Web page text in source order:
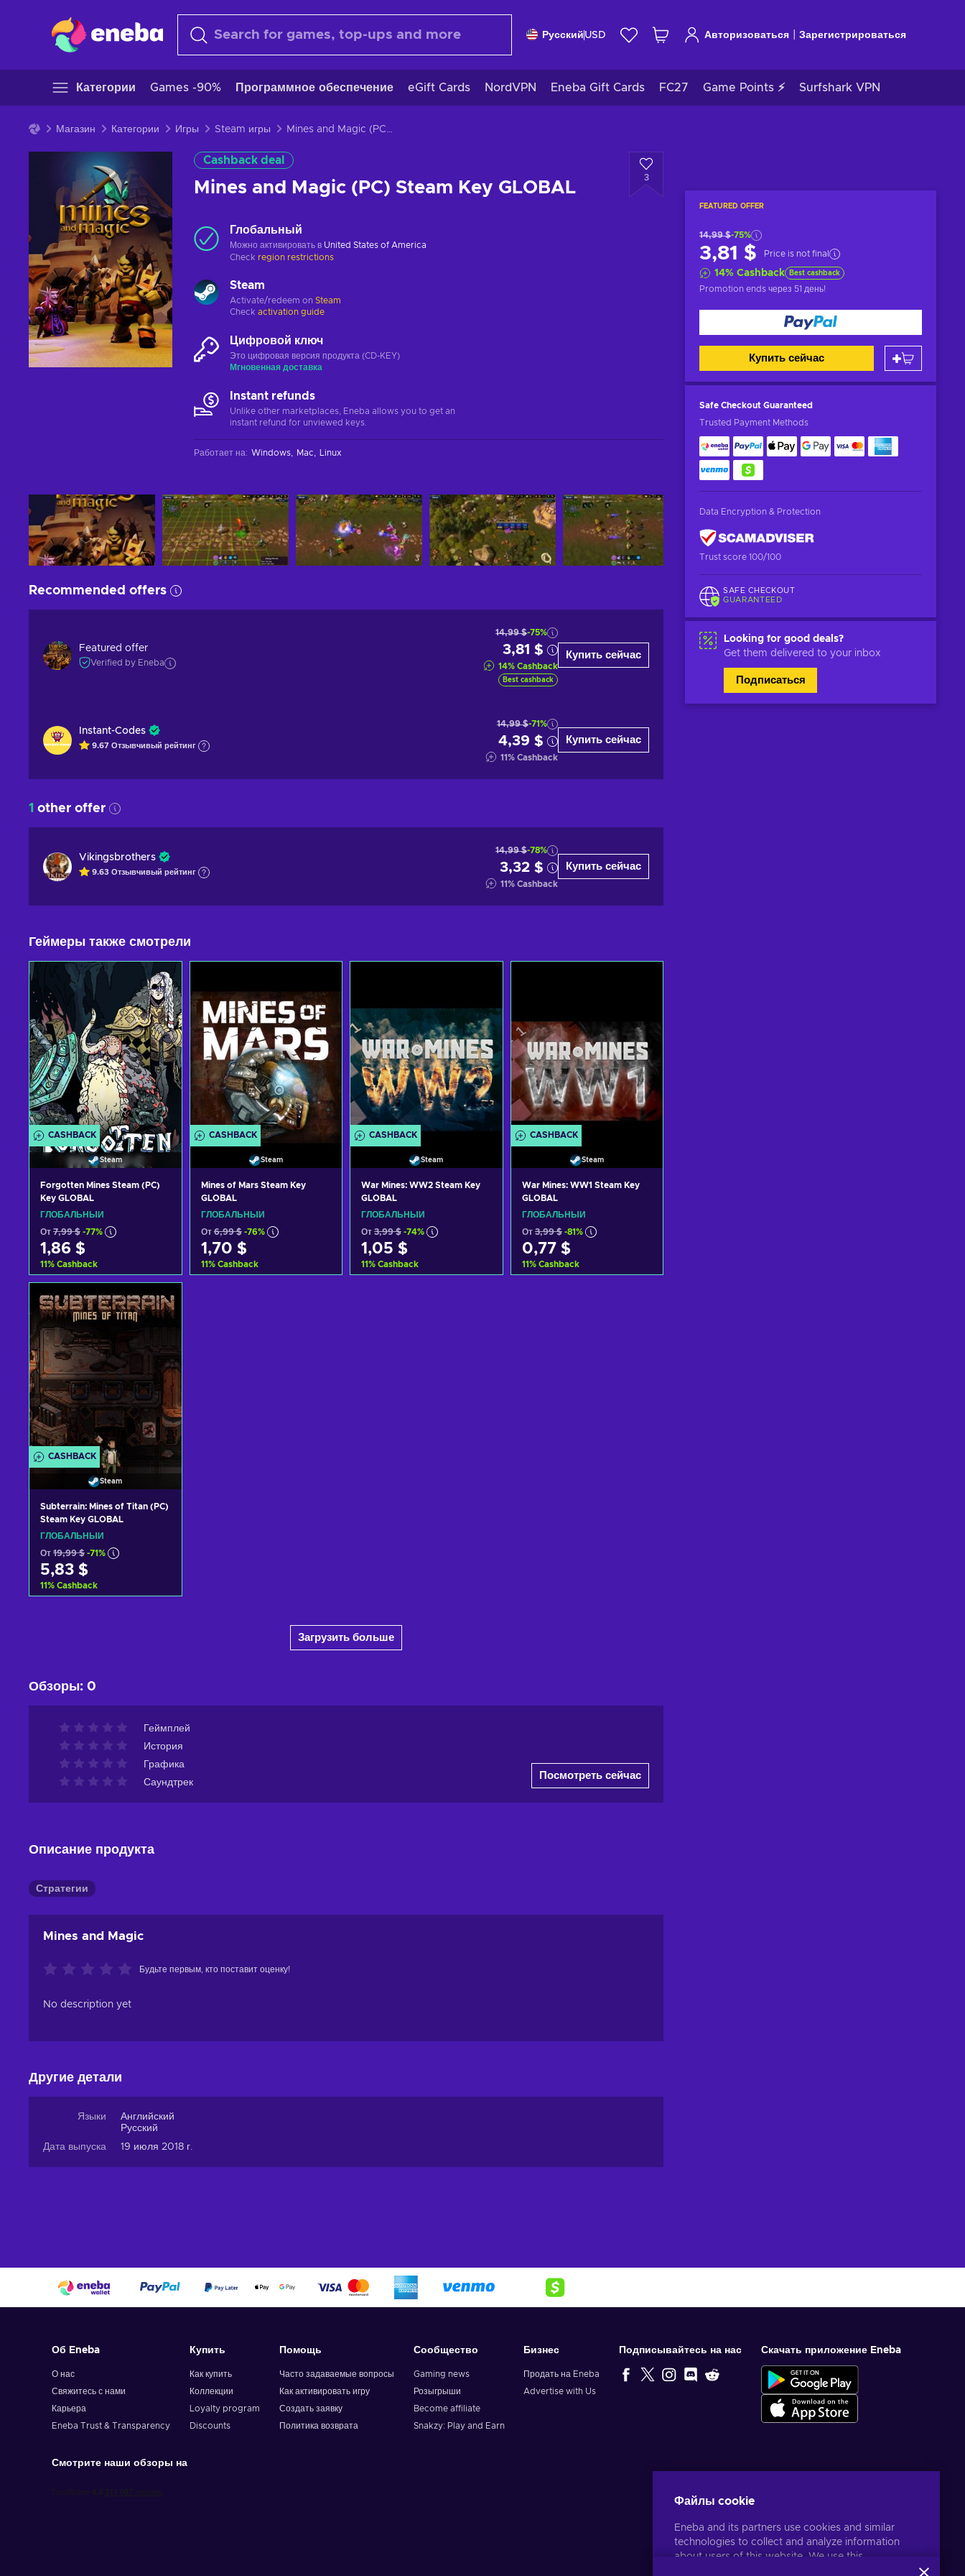
Русский USD Авторизоваться Зарегистрироваться
Категории Games -90% Программное обеспечение eGift Cards NordVPN Eneba Gift Cards FC27 Game Points ⚡ Surfshark VPN
Магазин Категории Игры Steam игры Mines and Magic (PC) Steam Key GLOBAL
Cashback deal
Mines and Magic (PC) Steam Key GLOBAL
3
FEATURED OFFER
14,99 $-75%
3,81 $ Price is not final
14% Cashback Best cashback
Promotion ends через 51 день!
Купить сейчас
Safe Checkout Guaranteed
Trusted Payment Methods
Data Encryption & Protection
Trust score 100/100
SAFE CHECKOUT
GUARANTEED
Looking for good deals?
Get them delivered to your inbox
Подписаться
Глобальный
Можно активировать в United States of America
Check region restrictions
Steam
Activate/redeem on Steam
Check activation guide
Цифровой ключ
Это цифровая версия продукта (CD-KEY)
Мгновенная доставка
Instant refunds
Unlike other marketplaces, Eneba allows you to get an
instant refund for unviewed keys.
Работает на: Windows Mac Linux
Recommended offers
Featured offer
Verified by Eneba
14,99 $-75%
3,81 $
14% Cashback
Best cashback
Купить сейчас
Instant-Codes
9.67 Отзывчивый рейтинг
14,99 $-71%
4,39 $
11% Cashback
Купить сейчас
1 other offer
Vikingsbrothers
9.63 Отзывчивый рейтинг
14,99 $-78%
3,32 $
11% Cashback
Купить сейчас
Геймеры также смотрели
CASHBACK
Steam
Forgotten Mines Steam (PC)
Key GLOBAL
ГЛОБАЛЬНЫЙ
От 7,99 $ -77%
1,86 $
11% Cashback
Добавить в корзину
View offers
CASHBACK
Steam
Mines of Mars Steam Key
GLOBAL
ГЛОБАЛЬНЫЙ
От 6,99 $ -76%
1,70 $
11% Cashback
CASHBACK
Steam
War Mines: WW2 Steam Key
GLOBAL
ГЛОБАЛЬНЫЙ
От 3,99 $ -74%
1,05 $
11% Cashback
CASHBACK
Steam
War Mines: WW1 Steam Key
GLOBAL
ГЛОБАЛЬНЫЙ
От 3,99 $ -81%
0,77 $
11% Cashback
CASHBACK
Steam
Subterrain: Mines of Titan (PC)
Steam Key GLOBAL
ГЛОБАЛЬНЫЙ
От 19,99 $ -71%
5,83 $
11% Cashback
Загрузить больше
Обзоры: 0
Геймплей
История
Графика
Саундтрек
Посмотреть сейчас
Описание продукта
Стратегии
Mines and Magic
Будьте первым, кто поставит оценку!
No description yet
Другие детали
Языки
Английский
Русский
Дата выпуска
19 июля 2018 г.
Об Eneba
О нас
Свяжитесь с нами
Карьера
Eneba Trust & Transparency
Купить
Как купить
Коллекции
Loyalty program
Discounts
Помощь
Часто задаваемые вопросы
Как активировать игру
Создать заявку
Политика возврата
Сообщество
Gaming news
Розыгрыши
Become affiliate
Snakzy: Play and Earn
Бизнес
Продать на Eneba
Advertise with Us
Подписывайтесь на нас Скачать приложение Eneba
Смотрите наши обзоры на
Файлы cookie
Eneba and its partners use cookies and similar
technologies to collect and analyze information
about users of this website. We use this